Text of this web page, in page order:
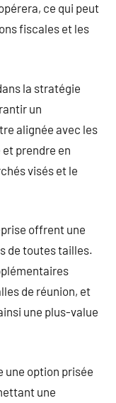
ce qui peut
fiscales et les
la stratégie
un
alignée avec les
prendre en
visés et le
offrent une
de toutes tailles.
de réunion, et
une plus-value
une option prisée
une